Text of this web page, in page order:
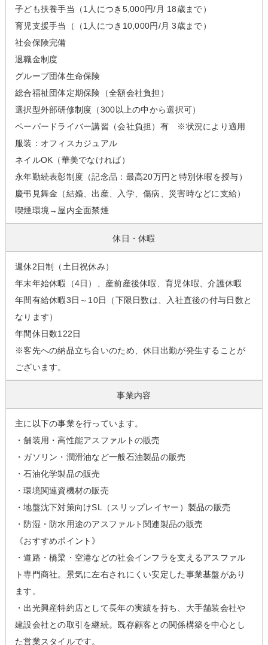
子ども扶養手当（1人につき5,000円/月 18歳まで）
育児支援手当（（1人につき10,000円/月 3歳まで）
社会保険完備
退職金制度
グループ団体生命保険
総合福祉団体定期保険（全額会社負担）
選択型外部研修制度（300以上の中から選択可）
ペーパードライバー講習（会社負担）有 ※状況により適用
服装：オフィスカジュアル
ネイルOK（華美でなければ）
永年勤続表彰制度（記念品：最高20万円と特別休暇を授与）
慶弔見舞金（結婚、出産、入学、傷病、災害時などに支給）
喫煙環境→屋内全面禁煙
休日・休暇
週休2日制（土日祝休み）
年末年始休暇（4日）、産前産後休暇、育児休暇、介護休暇
年間有給休暇3日～10日（下限日数は、入社直後の付与日数と
なります）
年間休日数122日
※客先への納品立ち合いのため、休日出勤が発生することが
ございます。
事業内容
主に以下の事業を行っています。
・舗装用・高性能アスファルトの販売
・ガソリン・潤滑油など一般石油製品の販売
・石油化学製品の販売
・環境関連資機材の販売
・地盤沈下対策向けSL（スリップレイヤー）製品の販売
・防湿・防水用途のアスファルト関連製品の販売
《おすすめポイント》
・道路・橋梁・空港などの社会インフラを支えるアスファル
ト専門商社。景気に左右されにくい安定した事業基盤があり
ます。
・出光興産特約店として長年の実績を持ち、大手舗装会社や
建設会社との取引を継続。既存顧客との関係構築を中心とし
た営業スタイルです。